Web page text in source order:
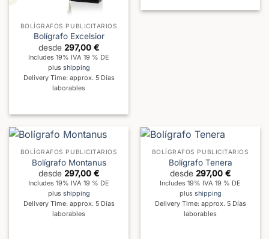
BOLÍGRAFOS PUBLICITARIOS
Bolígrafo Excelsior
desde 297,00 €
Includes 19% IVA 19 % DE
plus shipping
Delivery Time: approx. 5 Días
laborables
BOLÍGRAFOS PUBLICITARIOS
Bolígrafo Montanus
desde 297,00 €
Includes 19% IVA 19 % DE
plus shipping
Delivery Time: approx. 5 Días
laborables
BOLÍGRAFOS PUBLICITARIOS
Bolígrafo Tenera
desde 297,00 €
Includes 19% IVA 19 % DE
plus shipping
Delivery Time: approx. 5 Días
laborables